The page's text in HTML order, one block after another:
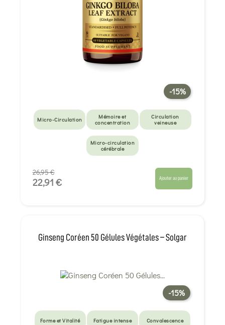
-15%
Micro-Circulation
Mémoire et
concentration
Circulation
veineuse
Micro-circulation
cérébrale
26,95 €
22,91 € Ajouter au panier
Ginseng Coréen 50 Gélules Végétales – Solgar
-15%
Forme et Vitalité Fatigue intense Convalescence